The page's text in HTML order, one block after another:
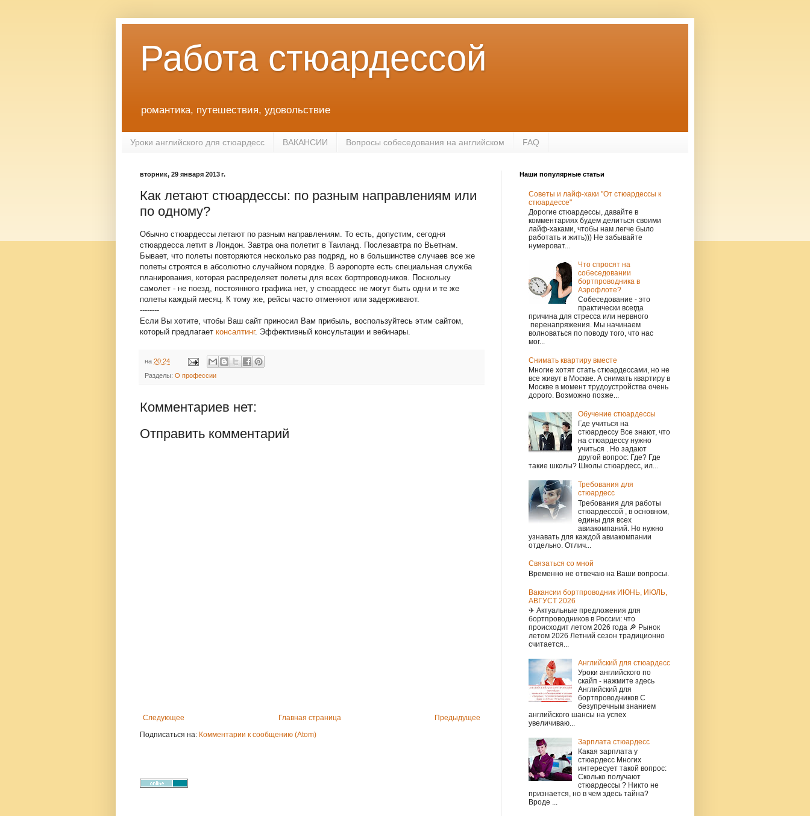
Работа стюардессой
романтика, путешествия, удовольствие
Уроки английского для стюардесс ВАКАНСИИ Вопросы собеседования на английском FAQ
вторник, 29 января 2013 г.
Как летают стюардессы: по разным направлениям или
по одному?
Обычно стюардессы летают по разным направлениям. То есть, допустим, сегодня
стюардесса летит в Лондон. Завтра она полетит в Таиланд. Послезавтра по Вьетнам.
Бывает, что полеты повторяются несколько раз подряд, но в большинстве случаев все же
полеты строятся в абсолютно случайном порядке. В аэропорте есть специальная служба
планирования, которая распределяет полеты для всех бортпроводников. Поскольку
самолет - не поезд, постоянного графика нет, у стюардесс не могут быть одни и те же
полеты каждый месяц. К тому же, рейсы часто отменяют или задерживают.
--------
Если Вы хотите, чтобы Ваш сайт приносил Вам прибыль, воспользуйтесь этим сайтом,
который предлагает консалтинг. Эффективный консультации и вебинары.
на 20:24
Разделы: О профессии
Комментариев нет:
Отправить комментарий
Следующее Предыдущее
Главная страница
Подписаться на: Комментарии к сообщению (Atom)
Наши популярные статьи
Советы и лайф-хаки "От стюардессы к
стюардессе"
Дорогие стюардессы, давайте в
комментариях будем делиться своими
лайф-хаками, чтобы нам легче было
работать и жить))) Не забывайте
нумероват...
Что спросят на
собеседовании
бортпроводника в
Аэрофлоте?
Собеседование - это
практически всегда
причина для стресса или нервного
перенапряжения. Мы начинаем
волноваться по поводу того, что нас
мог...
Снимать квартиру вместе
Многие хотят стать стюардессами, но не
все живут в Москве. А снимать квартиру в
Москве в момент трудоустройства очень
дорого. Возможно позже...
Обучение стюардессы
Где учиться на
стюардессу Все знают, что
на стюардессу нужно
учиться . Но задают
другой вопрос: Где? Где
такие школы? Школы стюардесс, ил...
Требования для
стюардесс
Требования для работы
стюардессой , в основном,
едины для всех
авиакомпаний. Но нужно
узнавать для каждой авиакомпании
отдельно. Отлич...
Связаться со мной
Временно не отвечаю на Ваши вопросы.
Вакансии бортпроводник ИЮНЬ, ИЮЛЬ,
АВГУСТ 2026
✈ Актуальные предложения для
бортпроводников в России: что
происходит летом 2026 года 🔎 Рынок
летом 2026 Летний сезон традиционно
считается...
Английский для стюардесс
Уроки английского по
скайп - нажмите здесь
Английский для
бортпроводников С
безупречным знанием
английского шансы на успех
увеличиваю...
Зарплата стюардесс
Какая зарплата у
стюардесс Многих
интересует такой вопрос:
Сколько получают
стюардессы ? Никто не
признается, но в чем здесь тайна?
Вроде ...